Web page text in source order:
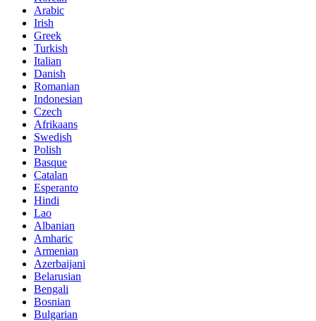
Arabic
Irish
Greek
Turkish
Italian
Danish
Romanian
Indonesian
Czech
Afrikaans
Swedish
Polish
Basque
Catalan
Esperanto
Hindi
Lao
Albanian
Amharic
Armenian
Azerbaijani
Belarusian
Bengali
Bosnian
Bulgarian